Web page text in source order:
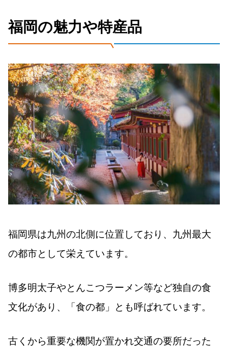
福岡の魅力や特産品
福岡県は九州の北側に位置しており、九州最大
の都市として栄えています。
博多明太子やとんこつラーメン等など独自の食
文化があり、「食の都」とも呼ばれています。
古くから重要な機関が置かれ交通の要所だった